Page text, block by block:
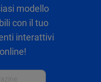
modello
con il tuo
interattivi